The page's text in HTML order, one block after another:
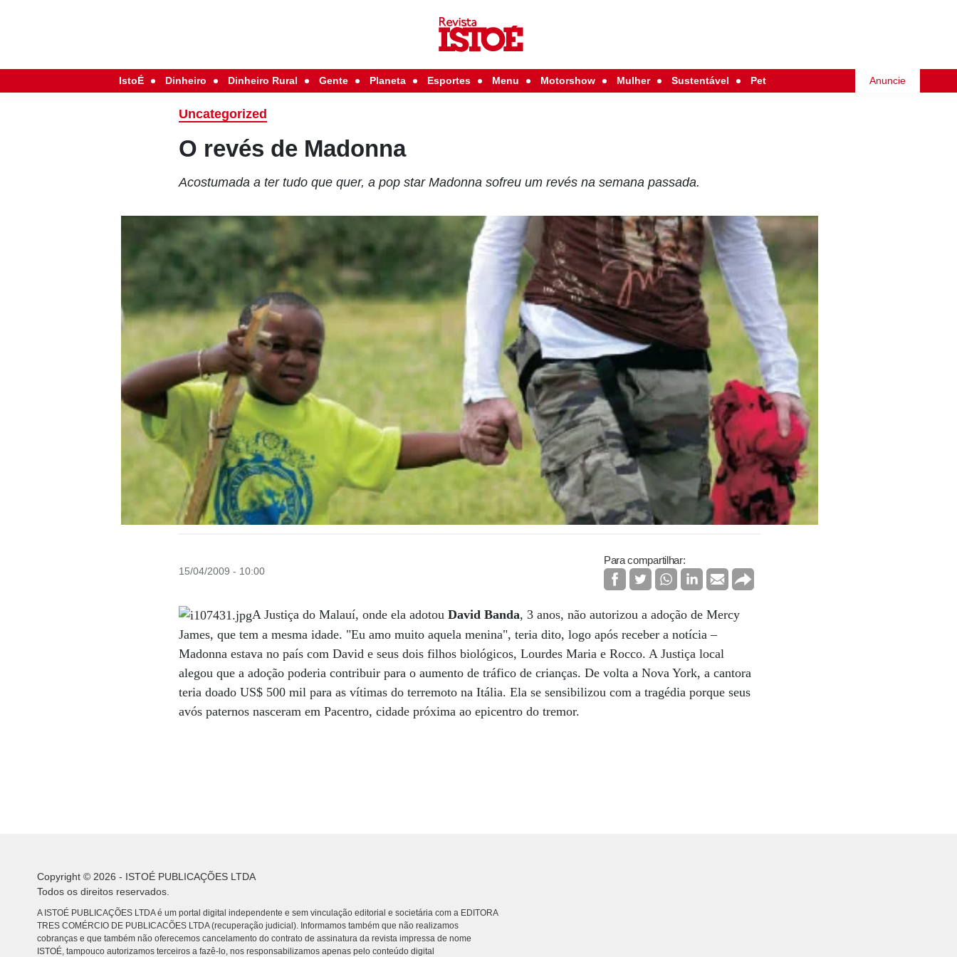
IstoÉ Dinheiro Dinheiro Rural Gente Planeta Esportes Menu Motorshow Mulher Sustentável Pet Anuncie
Uncategorized
O revés de Madonna
Acostumada a ter tudo que quer, a pop star Madonna sofreu um revés na semana passada.
15/04/2009 - 10:00
Para compartilhar:
A Justiça do Malauí, onde ela adotouDavid Banda, 3 anos, não autorizou a adoção de Mercy
James, que tem a mesma idade. "Eu amo muito aquela menina", teria dito, logo após receber a notícia –
Madonna estava no país com David e seus dois filhos biológicos, Lourdes Maria e Rocco. A Justiça local
alegou que a adoção poderia contribuir para o aumento de tráfico de crianças. De volta a Nova York, a cantora
teria doado US$ 500 mil para as vítimas do terremoto na Itália. Ela se sensibilizou com a tragédia porque seus
avós paternos nasceram em Pacentro, cidade próxima ao epicentro do tremor.
Copyright © 2026 - ISTOÉ PUBLICAÇÕES LTDA
Todos os direitos reservados.
A ISTOÉ PUBLICAÇÕES LTDA é um portal digital independente e sem vinculação editorial e societária com a EDITORA
TRES COMÉRCIO DE PUBLICACÕES LTDA (recuperação judicial). Informamos também que não realizamos
cobranças e que também não oferecemos cancelamento do contrato de assinatura da revista impressa de nome
ISTOÉ, tampouco autorizamos terceiros a fazê-lo, nos responsabilizamos apenas pelo conteúdo digital